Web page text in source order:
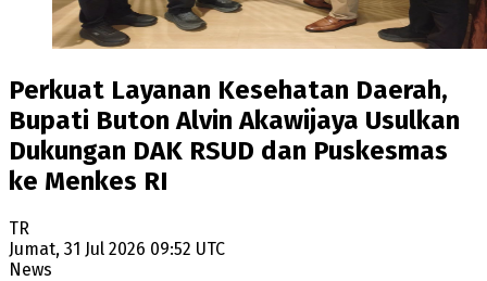
Perkuat Layanan Kesehatan Daerah,
Bupati Buton Alvin Akawijaya Usulkan
Dukungan DAK RSUD dan Puskesmas
ke Menkes RI
TR
Jumat, 31 Jul 2026 09:52 UTC
News